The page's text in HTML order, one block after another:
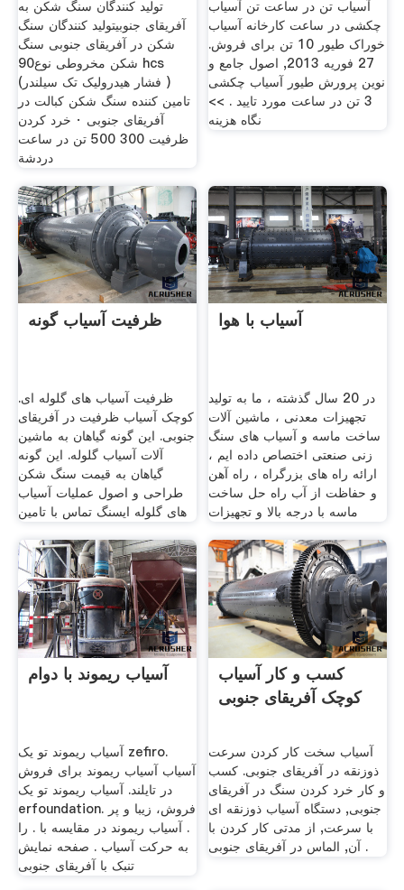
تولید کنندگان سنگ شکن به
آفریقای جنوبیتولید کنندگان سنگ
شکن در آفریقای جنوبی سنگ
شکن مخروطی نوع90 hcs
(فشار هیدرولیک تک سیلندر )
تامین کننده سنگ شکن کبالت در
آفریقای جنوبی · خرد کردن
ظرفیت 300 500 تن در ساعت
دردشة
آسیاب تن در ساعت تن آسیاب
چکشی در ساعت کارخانه آسیاب
خوراک طیور 10 تن برای فروش.
27 فوریه 2013, اصول جامع و
نوین پرورش طیور آسیاب چکشی
3 تن در ساعت مورد تایید . >>
نگاه هزینه
ظرفیت آسیاب گونه
ظرفیت آسیاب های گلوله ای.
کوچک آسیاب ظرفیت در آفریقای
جنوبی. این گونه گیاهان به ماشین
آلات آسیاب گلوله. این گونه
گیاهان به قیمت سنگ شکن
طراحی و اصول عملیات آسیاب
های گلوله ایسنگ تماس با تامین
آسیاب با هوا
در 20 سال گذشته ، ما به تولید
تجهیزات معدنی ، ماشین آلات
ساخت ماسه و آسیاب های سنگ
زنی صنعتی اختصاص داده ایم ،
ارائه راه های بزرگراه ، راه آهن
و حفاظت از آب راه حل ساخت
ماسه با درجه بالا و تجهیزات
آسیاب ریموند با دوام
آسیاب ریموند تو یک zefiro.
آسیاب آسیاب ریموند برای فروش
در تایلند. آسیاب ریموند تو یک
erfoundation. فروش، زیبا و پر
. آسیاب ریموند در مقایسه با . را
به حرکت آسیاب . صفحه نمایش
تنبک با آفریقای جنوبی
کسب و کار آسیاب
کوچک آفریقای جنوبی
آسیاب سخت کار کردن سرعت
ذوزنقه در آفریقای جنوبی. کسب
و کار خرد کردن سنگ در آفریقای
جنوبی, دستگاه آسیاب ذوزنقه ای
با سرعت, از مدتی کار کردن با
آن, الماس در آفریقای جنوبی .